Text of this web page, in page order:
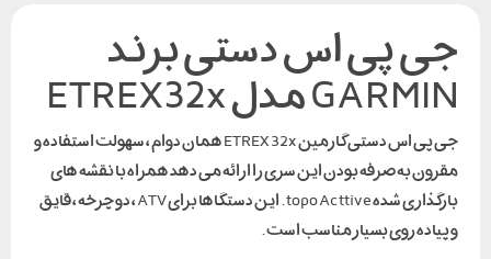
جی پی اس دستی برند
GARMIN مدل ETREX32x
جی پی اس دستی گارمین ETREX 32x همان دوام ، سهولت استفاده و
مقرون به صرفه بودن این سری را ارائه می دهد همراه با نقشه های
بارگذاری شده topo Acttive . این دستگاها برای ATV ، دوچرخه ، قایق
و پیاده روی بسیار مناسب است .